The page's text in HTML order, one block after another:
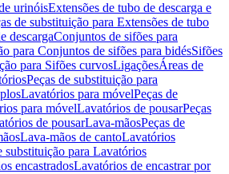
urinóisExtensões de tubo de descarga e
de substituição para Extensões de tubo
descargaConjuntos de sifões para
para Conjuntos de sifões para bidésSifões
para Sifões curvosLigaçõesÁreas de
Peças de substituição para
Lavatórios para móvelPeças de
para móvelLavatórios de pousarPeças
de pousarLava-mãosPeças de
Lava-mãos de cantoLavatórios
substituição para Lavatórios
encastradosLavatórios de encastrar por